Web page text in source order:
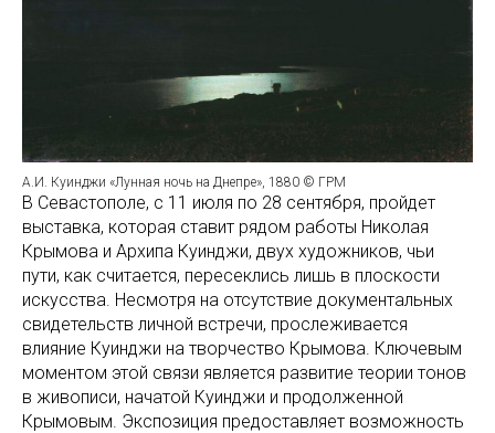
А.И. Куинджи «Лунная ночь на Днепре», 1880 © ГРМ
В Севастополе, с 11 июля по 28 сентября, пройдет
выставка, которая ставит рядом работы Николая
Крымова и Архипа Куинджи, двух художников, чьи
пути, как считается, пересеклись лишь в плоскости
искусства. Несмотря на отсутствие документальных
свидетельств личной встречи, прослеживается
влияние Куинджи на творчество Крымова. Ключевым
моментом этой связи является развитие теории тонов
в живописи, начатой Куинджи и продолженной
Крымовым. Экспозиция предоставляет возможность